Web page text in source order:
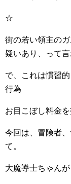
☆
街の若い領主の
疑いあり、って言
で、これは慣習
行為
お目こぼし料金
今回は、冒険者
て。
大魔導士ちゃん